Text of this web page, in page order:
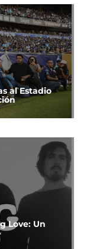
al Estadio
Love: Un